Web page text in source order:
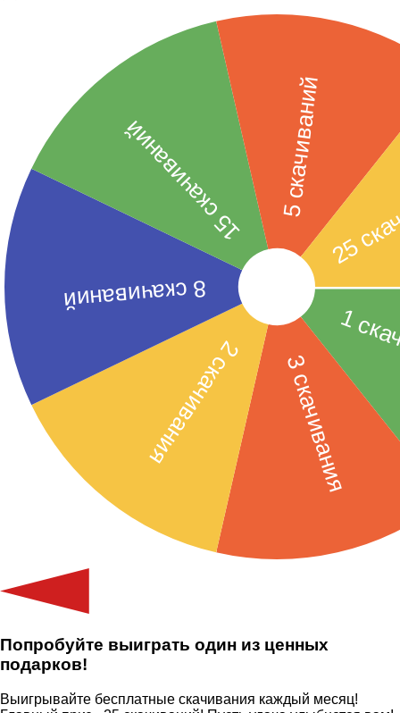
Попробуйте выиграть один из ценных
подарков!
Выигрывайте бесплатные скачивания каждый месяц!